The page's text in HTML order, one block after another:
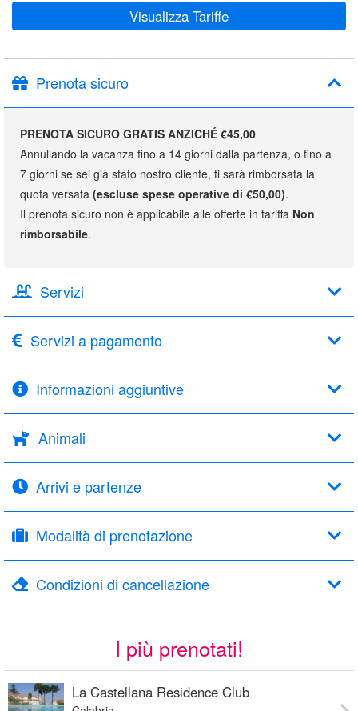
Visualizza Tariffe
Prenota sicuro
PRENOTA SICURO GRATIS ANZICHÉ €45,00
Annullando la vacanza fino a 14 giorni dalla partenza, o fino a
7 giorni se sei già stato nostro cliente, ti sarà rimborsata la
quota versata (escluse spese operative di €50,00).
Il prenota sicuro non è applicabile alle offerte in tariffa Non
rimborsabile.
Servizi
Servizi a pagamento
Informazioni aggiuntive
Animali
Arrivi e partenze
Modalità di prenotazione
Condizioni di cancellazione
I più prenotati!
La Castellana Residence Club